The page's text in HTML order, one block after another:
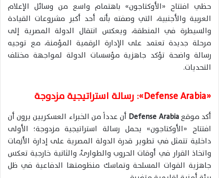
حظي افتتاح «الأوكتاجون» باهتمام واسع من وسائل الإعلام
العربية والأجنبية، التي وصفته بأنه أحد أكبر مشروعات القيادة
والسيطرة في المنطقة، ويعكس انتقال الدولة المصرية إلى
مرحلة جديدة تعتمد على الإدارة الرقمية المؤمنة، مع توجيه
رسالة واضحة تؤكد جاهزية مؤسسات الدولة لمواجهة مختلف
التحديات.
«Defense Arabia»: رسالة استراتيجية مزدوجة
أكد موقعDefense Arabia أن عدداً من الخبراء العسكريين يرون أن
افتتاح «الأوكتاجون» يحمل رسالة استراتيجية مزدوجة؛ الأولى
داخلية تتمثل في تطوير قدرة الدولة المصرية على إدارة الأزمات
واتخاذ القرار في أوقات الحروب والطوارئ، والثانية خارجية تعكس
جاهزية القوات المسلحة وتماسك منظومتها الدفاعية في ظل